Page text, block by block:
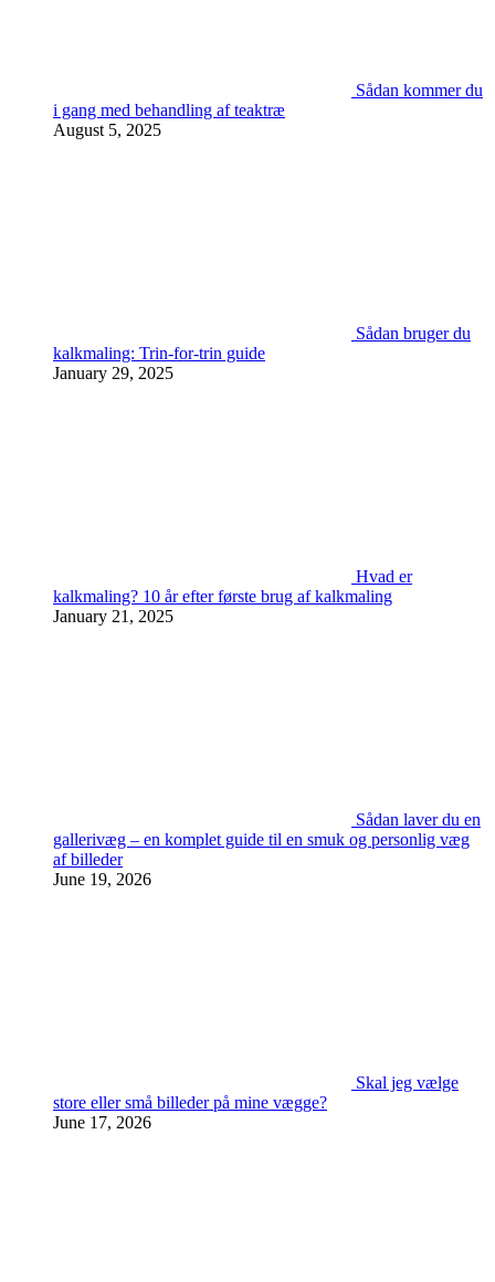
Sådan kommer du
i gang med behandling af teaktræ
August 5, 2025
Sådan bruger du
kalkmaling: Trin-for-trin guide
January 29, 2025
Hvad er
kalkmaling? 10 år efter første brug af kalkmaling
January 21, 2025
Sådan laver du en
gallerivæg – en komplet guide til en smuk og personlig væg
af billeder
June 19, 2026
Skal jeg vælge
store eller små billeder på mine vægge?
June 17, 2026